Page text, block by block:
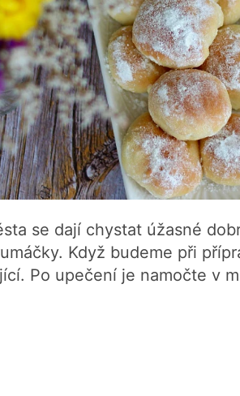
se dají chystat úžasné
Když budeme při
Po upečení je namočte v